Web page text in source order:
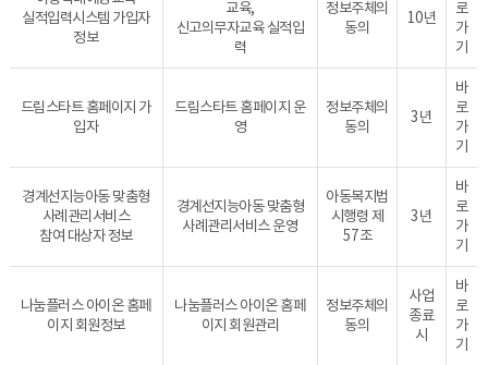
실적입력시스템 가입자
정보
교육,
신고의무자교육 실적입
력
정보주체의
동의
10년
로
가
기
드림스타트 홈페이지 가
입자
드림스타트 홈페이지 운
영
정보주체의
동의
3년
바
로
가
기
경계선지능아동 맞춤형
사례관리서비스
참여 대상자 정보
경계선지능아동 맞춤형
사례관리서비스 운영
아동복지법
시행령 제
57조
3년
바
로
가
기
나눔플러스 아이온 홈페
이지 회원정보
나눔플러스 아이온 홈페
이지 회원관리
정보주체의
동의
사업
종료
시
바
로
가
기